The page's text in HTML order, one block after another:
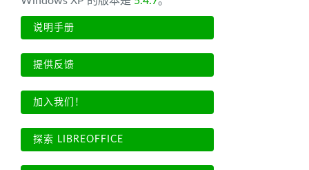
说明手册
提供反馈
加入我们！
探索 LIBREOFFICE